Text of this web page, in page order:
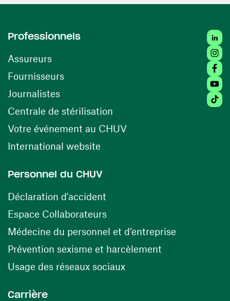
Professionnels
Assureurs
Fournisseurs(ouvre une nouvelle fenêtre)
Journalistes
Centrale de stérilisation (ouvre une nouvelle
Votre événement au CHUV(ouvre une nouvelle
International website
Personnel du CHUV
Déclaration d'accident
Espace Collaborateurs(ouvre une nouvelle fenêtre)
Médecine du personnel et d’entreprise
Prévention sexisme et harcèlement
Usage des réseaux sociaux(ouvre une nouvelle
Carrière